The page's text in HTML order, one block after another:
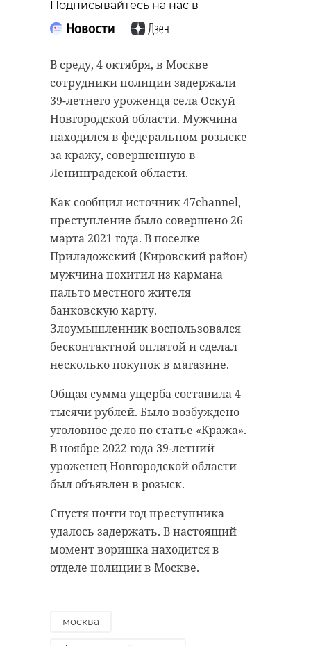
Подписывайтесь на нас в
В среду, 4 октября, в Москве
сотрудники полиции задержали
39-летнего уроженца села Оскуй
Новгородской области. Мужчина
находился в федеральном розыске
за кражу, совершенную в
Ленинградской области.
Как сообщил источник 47channel,
преступление было совершено 26
марта 2021 года. В поселке
Приладожский (Кировский район)
мужчина похитил из кармана
пальто местного жителя
банковскую карту.
Злоумышленник воспользовался
бесконтактной оплатой и сделал
несколько покупок в магазине.
Общая сумма ущерба составила 4
тысячи рублей. Было возбуждено
уголовное дело по статье «Кража».
В ноябре 2022 года 39-летний
уроженец Новгородской области
был объявлен в розыск.
Спустя почти год преступника
удалось задержать. В настоящий
момент воришка находится в
отделе полиции в Москве.
москва